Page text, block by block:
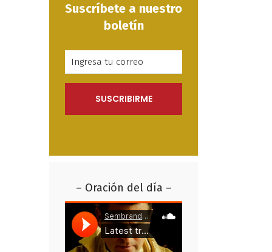
Suscríbete a nuestro
boletín
– Oración del día –